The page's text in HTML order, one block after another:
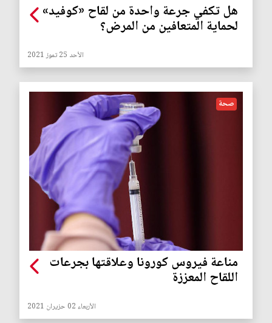
هل تكفي جرعة واحدة من لقاح «كوفيد»
لحماية المتعافين من المرض؟
الأحد 25 تموز 2021
صحة
مناعة فيروس كورونا وعلاقتها بجرعات
اللقاح المعززة
الأربعاء 02 حزيران 2021